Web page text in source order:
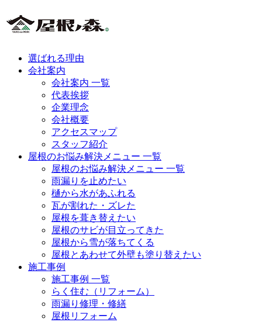
選ばれる理由
会社案内
会社案内 一覧
代表挨拶
企業理念
会社概要
アクセスマップ
スタッフ紹介
屋根のお悩み解決メニュー 一覧
屋根のお悩み解決メニュー 一覧
雨漏りを止めたい
樋から水があふれる
瓦が割れた・ズレた
屋根を葺き替えたい
屋根のサビが目立ってきた
屋根から雪が落ちてくる
屋根とあわせて外壁も塗り替えたい
施工事例
施工事例 一覧
らく住む（リフォーム）
雨漏り修理・修繕
屋根リフォーム